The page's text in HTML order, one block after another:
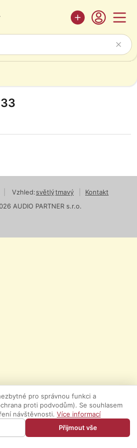
Vzhled:světlýtmavý
Kontakt
AUDIO PARTNER s.r.o.
pro správnou funkci a
proti podvodům). Se souhlasem
návštěvnosti. Více informací
Přijmout vše